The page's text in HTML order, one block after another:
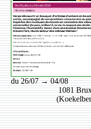
du 26/07 → 04/08
1081